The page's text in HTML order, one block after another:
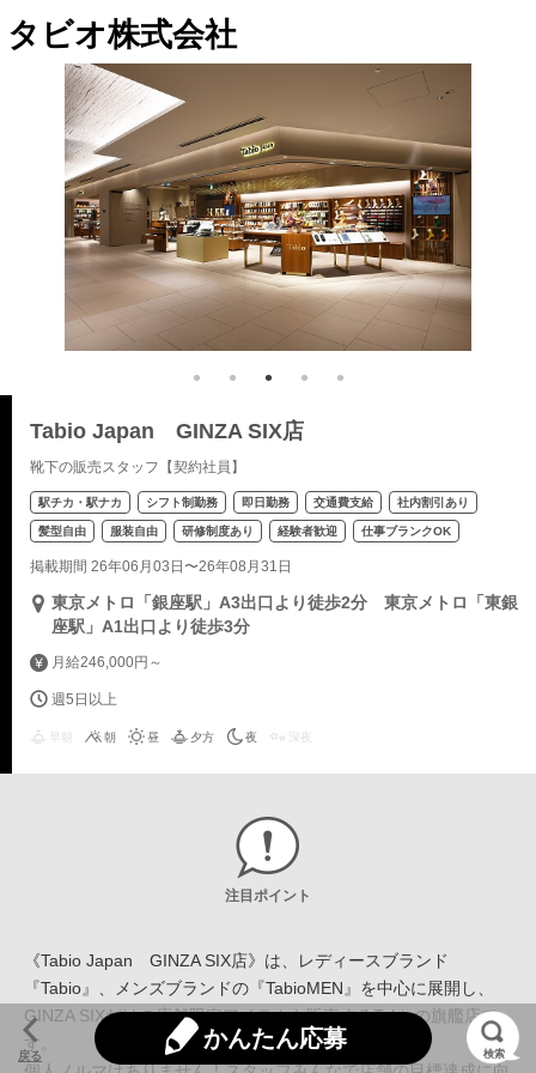
タビオ株式会社
Tabio Japan GINZA SIX店
靴下の販売スタッフ【契約社員】
駅チカ・駅ナカ シフト制勤務 即日勤務 交通費支給 社内割引あり
髪型自由 服装自由 研修制度あり 経験者歓迎 仕事ブランクOK
掲載期間 26年06月03日〜26年08月31日
東京メトロ「銀座駅」A3出口より徒歩2分 東京メトロ「東銀
座駅」A1出口より徒歩3分
月給246,000円～
週5日以上
朝 昼 夕方 夜 深夜
注目ポイント
《Tabio Japan GINZA SIX店》は、レディースブランド
『Tabio』、メンズブランドの『TabioMEN』を中心に展開し、
GINZA SIXだけの店舗限定アイテムも販売するTabioの旗艦店で
す。
戻る
かんたん応募
検索